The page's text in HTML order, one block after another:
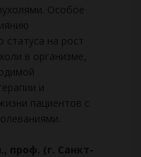
Особое
статуса на рост
в организме,
и
пациентов с
проф. (г. Санкт-